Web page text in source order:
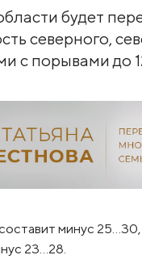
будет
северного,
с порывами до
минус
23…28.